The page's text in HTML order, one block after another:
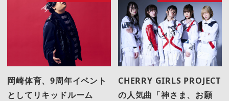
岡崎体育、9周年イベント
としてリキッドルーム
CHERRY GIRLS PROJECT
の人気曲「神さま、お願